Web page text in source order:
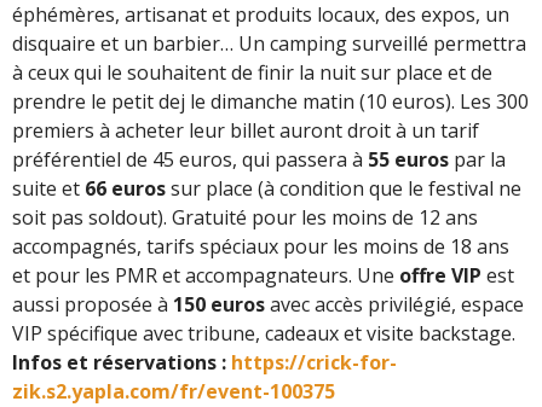
éphémères, artisanat et produits locaux, des expos, un
disquaire et un barbier… Un camping surveillé permettra
à ceux qui le souhaitent de finir la nuit sur place et de
prendre le petit dej le dimanche matin (10 euros). Les 300
premiers à acheter leur billet auront droit à un tarif
préférentiel de 45 euros, qui passera à 55 euros par la
suite et 66 eurossur place (à condition que le festival ne
soit pas soldout). Gratuité pour les moins de 12 ans
accompagnés, tarifs spéciaux pour les moins de 18 ans
et pour les PMR et accompagnateurs. Une offre VIP est
aussi proposée à 150 eurosavec accès privilégié, espace
VIP spécifique avec tribune, cadeaux et visite backstage.
Infos et réservations : https://crick-for-
zik.s2.yapla.com/fr/event-100375